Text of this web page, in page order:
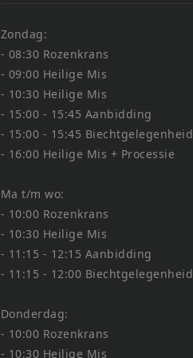
Zondag:
- 08:30 Rozenkrans
- 09:00 Heilige Mis
- 10:30 Heilige Mis
- 15:00 - 15:45 Aanbidding
- 15:00 - 15:45 Biechtgelegenheid
- 16:00 Heilige Mis + Processie
Ma t/m wo:
- 10:00 Rozenkrans
- 10:30 Heilige Mis
- 11:15 - 12:15 Aanbidding
- 11:15 - 12:00 Biechtgelegenheid
Donderdag:
- 10:00 Rozenkrans
- 10:30 Heilige Mis